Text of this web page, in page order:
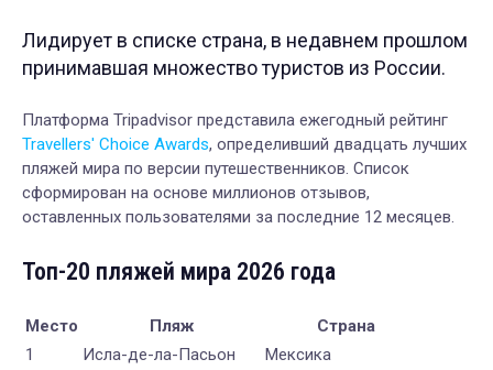
Лидирует в списке страна, в недавнем прошлом
принимавшая множество туристов из России.
Платформа Tripadvisor представила ежегодный рейтинг
Travellers' Choice Awards, определивший двадцать лучших
пляжей мира по версии путешественников. Список
сформирован на основе миллионов отзывов,
оставленных пользователями за последние 12 месяцев.
Топ-20 пляжей мира 2026 года
Место Пляж
Страна
1
Исла-де-ла-Пасьон
Мексика